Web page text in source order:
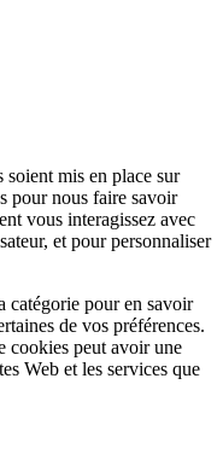
mis en place sur
pour nous faire savoir
vous interagissez avec
et pour personnaliser
catégorie pour en savoir
de vos préférences.
cookies peut avoir une
Web et les services que